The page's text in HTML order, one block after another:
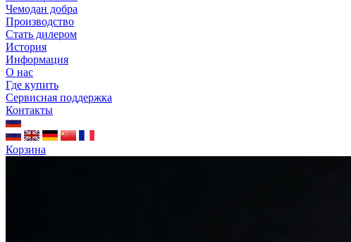
Чемодан добра
Производство
Стать дилером
История
Информация
О нас
Где купить
Сервисная поддержка
Контакты
Корзина